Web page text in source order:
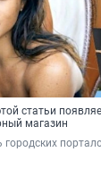
статьи
магазин